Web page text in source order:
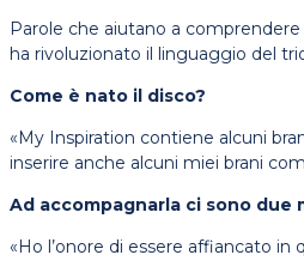
Parole che aiutano a comprendere
ha rivoluzionato il linguaggio del
Come è nato il disco?
«My Inspiration contiene alcuni
inserire anche alcuni miei brani
Ad accompagnarla ci sono due
«Ho l’onore di essere affiancato